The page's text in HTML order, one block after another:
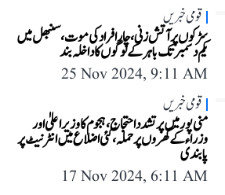
قومی خبریں
سڑکوں پر آتش زنی، چار افراد کی موت، سنبھل میں
یکم دسمبر تک باہر کے لوگوں کا داخلہ بند
25 Nov 2024, 9:11 AM
قومی خبریں
منی پور میں پرتشدد احتجاج، ہجوم کا وزیراعلیٰ اور
وزراء کے گھروں پر حملہ، کئی اضلاع میں انٹرنیٹ پر
پابندی
17 Nov 2024, 6:11 AM